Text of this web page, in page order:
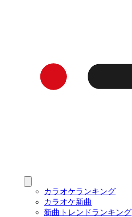
カラオケランキング
カラオケ新曲
新曲トレンドランキング